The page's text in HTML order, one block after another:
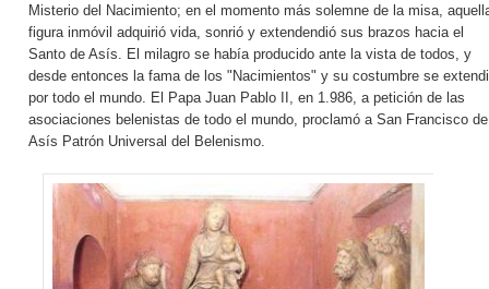
Misterio del Nacimiento; en el momento más solemne de la misa,
figura inmóvil adquirió vida, sonrió y extendendió sus brazos hacia el
Santo de Asís. El milagro se había producido ante la vista de todos, y
desde entonces la fama de los "Nacimientos" y su costumbre se
por todo el mundo. El Papa Juan Pablo II, en 1.986, a petición de las
asociaciones belenistas de todo el mundo, proclamó a San Francisco de
Asís Patrón Universal del Belenismo.